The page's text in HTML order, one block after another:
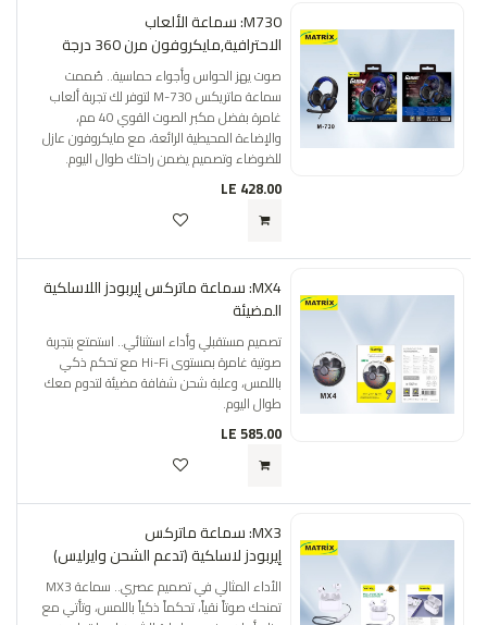
M730: سماعة الألعاب
الاحترافية,مايكروفون مرن 360 درجة
صوت يهز الحواس وأجواء حماسية.. صُممت
سماعة ماتريكس M-730 لتوفر لك تجربة ألعاب
غامرة بفضل مكبر الصوت القوي 40 مم،
والإضاءة المحيطية الرائعة، مع مايكروفون عازل
للضوضاء وتصميم يضمن راحتك طوال اليوم.
428.00
MX4: سماعة ماتركس إيربودز اللاسلكية
المضيئة
تصميم مستقبلي وأداء استثنائي.. استمتع بتجربة
صوتية غامرة بمستوى Hi-Fi مع تحكم ذكي
باللمس، وعلبة شحن شفافة مضيئة لتدوم معك
طوال اليوم.
585.00
MX3: سماعة ماتركس
إيربودز لاسلكية (تدعم الشحن وايرليس)
الأداء المثالي في تصميم عصري.. سماعة MX3
تمنحك صوتاً نقياً، تحكماً ذكياً باللمس، وتأتي مع